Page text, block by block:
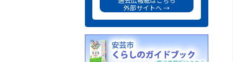
外部サイトへ →